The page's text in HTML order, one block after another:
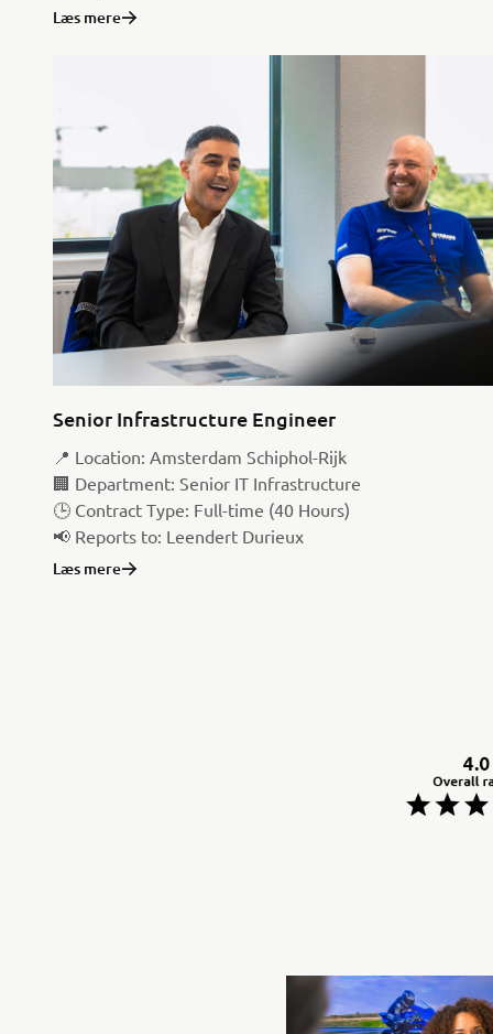
Læs mere
Senior Infrastructure Engineer
📍 Location: Amsterdam Schiphol-Rijk
🏢 Department: Senior IT Infrastructure
🕒 Contract Type: Full-time (40 Hours)
📢 Reports to: Leendert Durieux
Læs mere